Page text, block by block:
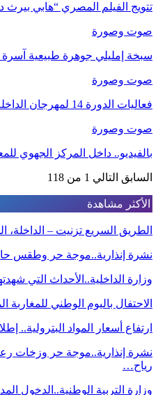
تتويج الفيلم المصري “هابي بيرث
صوت وصورة
سبخة إمليلي جوهرة طبيعية آسرة
صوت وصورة
فعاليات الدورة 14 لمهرجان الداخلة الدولي للفيلم
صوت وصورة
بالفيديو.. داخل المركز الجهوي
السابق التالي 1 من 118
الأكثر مشاهدة
الطريق السريع تزنيت –
نشرة إنذارية..موجة حر وطقس
وزارة الداخلية..الأحداث التي
الاحتفال باليوم الوطني
ارتفاع أسعار المواد
نشرة إنذارية..موجة حر وزخات
رياح…
وزارة التربية الوطنية..الدخول